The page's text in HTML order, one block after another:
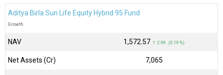
Aditya Birla Sun Life Equity Hybrid 95 Fund
Growth
NAV ₹1,572.57 ↑ 2.99 (0.19 %)
Net Assets (Cr) ₹7,065